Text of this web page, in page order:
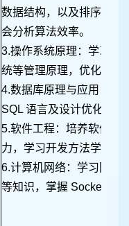
数据结构，以及排序、查
会分析算法效率。
3.操作系统原理：学习进
统等管理原理，优化程序
4.数据库原理与应用：学
SQL 语言及设计优化。
5.软件工程：培养软件开
力，学习开发方法学、项
6.计算机网络：学习网络
等知识，掌握 Socket 编